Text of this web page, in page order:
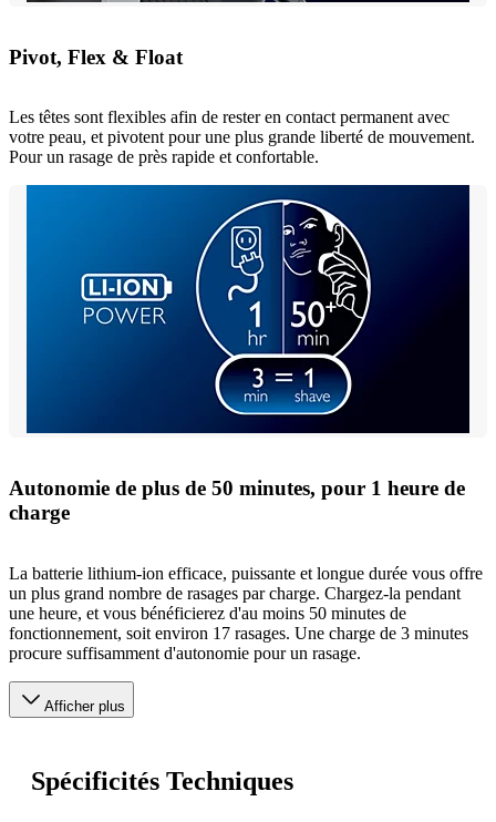
Pivot, Flex & Float
Les têtes sont flexibles afin de rester en contact permanent avec
votre peau, et pivotent pour une plus grande liberté de mouvement.
Pour un rasage de près rapide et confortable.
Autonomie de plus de 50 minutes, pour 1 heure de
charge
La batterie lithium-ion efficace, puissante et longue durée vous offre
un plus grand nombre de rasages par charge. Chargez-la pendant
une heure, et vous bénéficierez d'au moins 50 minutes de
fonctionnement, soit environ 17 rasages. Une charge de 3 minutes
procure suffisamment d'autonomie pour un rasage.
Afficher plus
Spécificités Techniques